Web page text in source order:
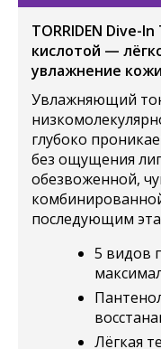
TORRIDEN Dive-
кислотой —
увлажнение кожи
Увлажняющий
глубоко
без ощущения
обезвоженной,
последующим
5 видов
Лёгкая